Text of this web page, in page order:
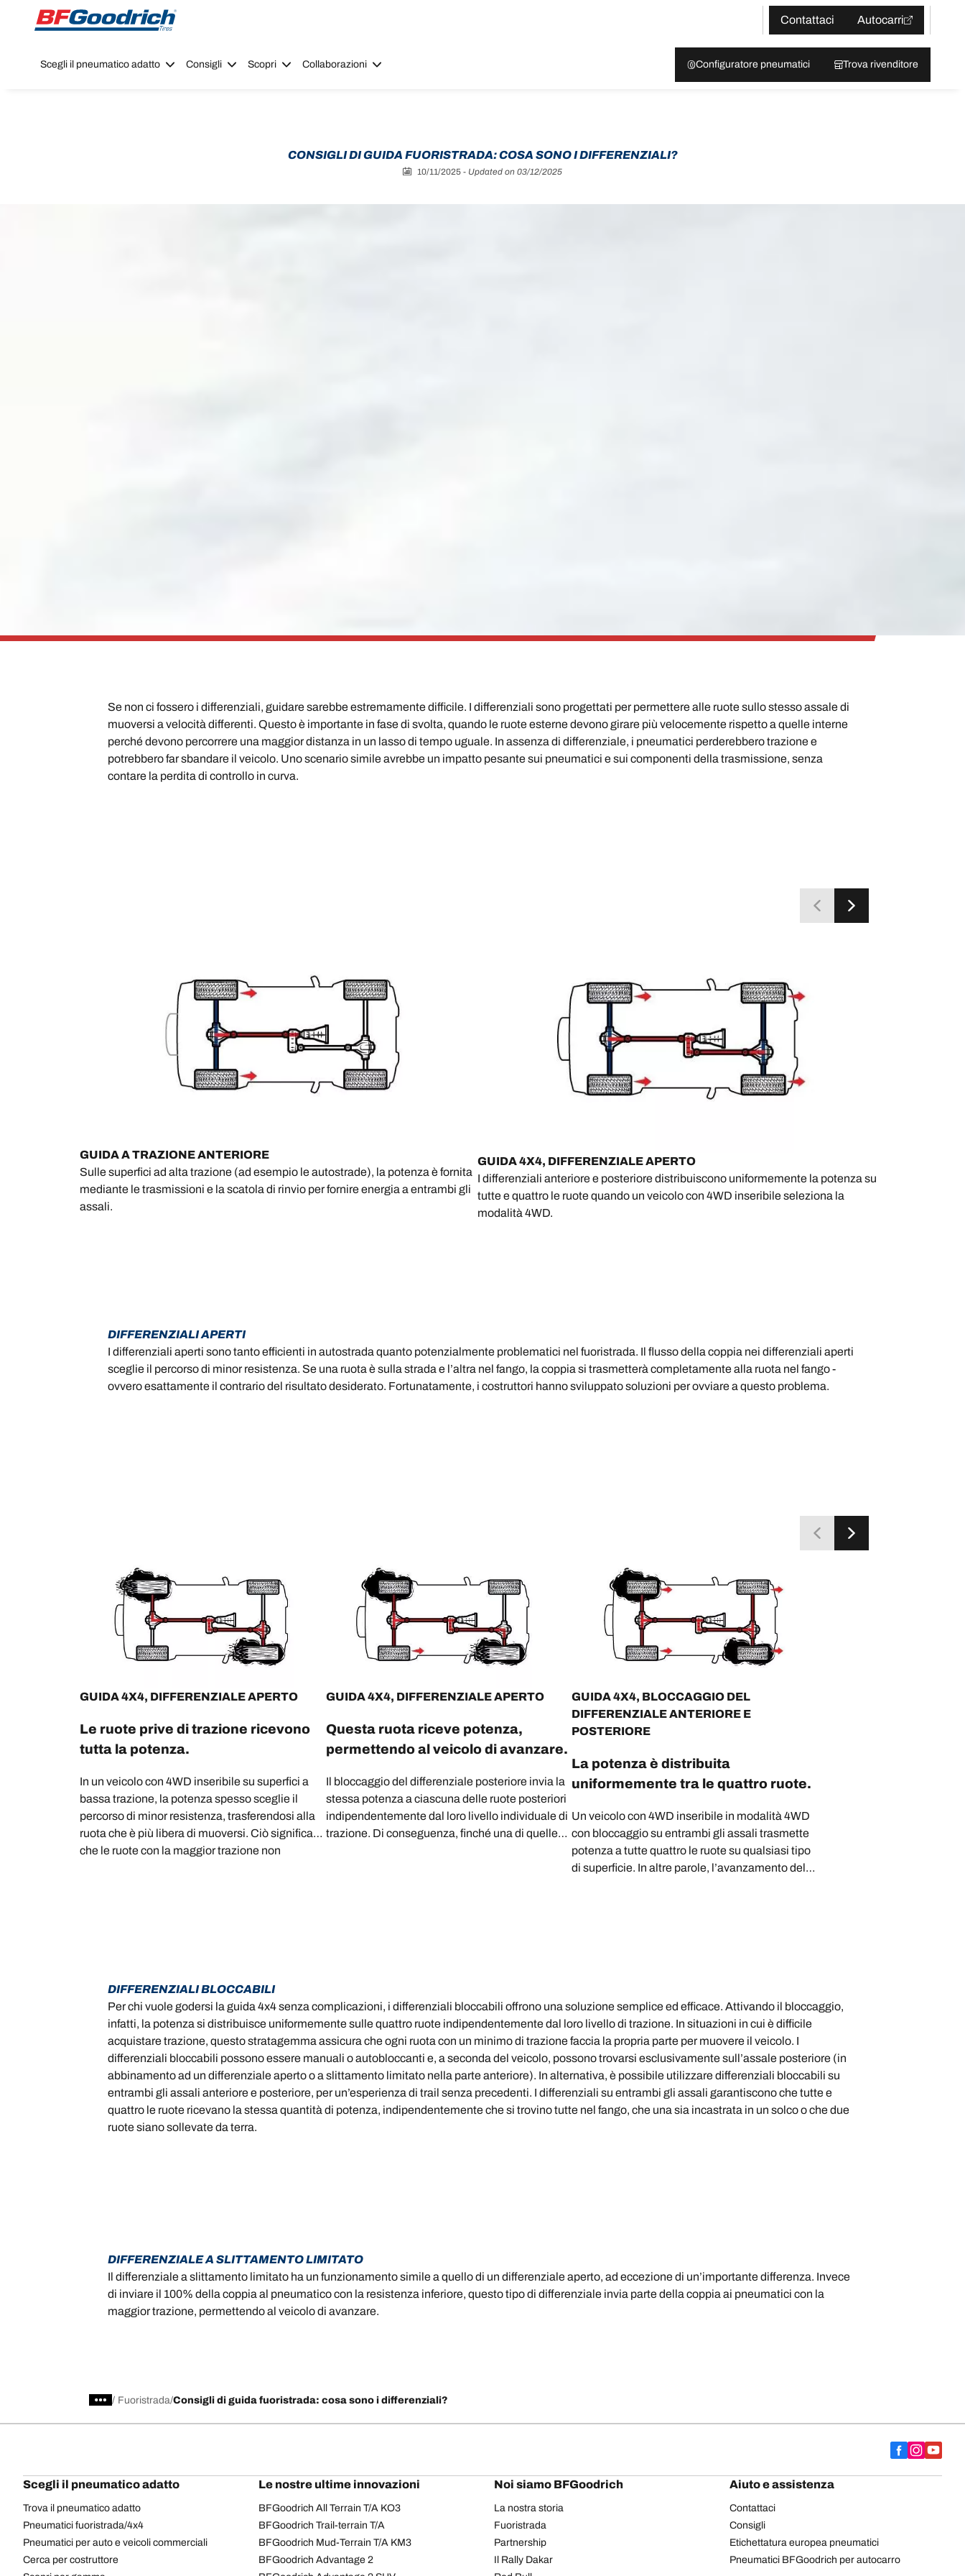
Go to page content
Go to page navigation
Contattaci
Autocarri
Scegli il pneumatico adatto Consigli Scopri Collaborazioni Configuratore pneumatici Trova rivenditore
CONSIGLI DI GUIDA FUORISTRADA: COSA SONO I DIFFERENZIALI?
10/11/2025 - Updated on 03/12/2025
Se non ci fossero i differenziali, guidare sarebbe estremamente difficile. I differenziali sono progettati per permettere alle ruote sullo stesso assale di
muoversi a velocità differenti. Questo è importante in fase di svolta, quando le ruote esterne devono girare più velocemente rispetto a quelle interne
perché devono percorrere una maggior distanza in un lasso di tempo uguale. In assenza di differenziale, i pneumatici perderebbero trazione e
potrebbero far sbandare il veicolo. Uno scenario simile avrebbe un impatto pesante sui pneumatici e sui componenti della trasmissione, senza
contare la perdita di controllo in curva.
GUIDA A TRAZIONE ANTERIORE
Sulle superfici ad alta trazione (ad esempio le autostrade), la potenza è fornita
mediante le trasmissioni e la scatola di rinvio per fornire energia a entrambi gli
assali.
GUIDA 4X4, DIFFERENZIALE APERTO
I differenziali anteriore e posteriore distribuiscono uniformemente la potenza su
tutte e quattro le ruote quando un veicolo con 4WD inseribile seleziona la
modalità 4WD.
DIFFERENZIALI APERTI
I differenziali aperti sono tanto efficienti in autostrada quanto potenzialmente problematici nel fuoristrada. Il flusso della coppia nei differenziali aperti
sceglie il percorso di minor resistenza. Se una ruota è sulla strada e l’altra nel fango, la coppia si trasmetterà completamente alla ruota nel fango -
ovvero esattamente il contrario del risultato desiderato. Fortunatamente, i costruttori hanno sviluppato soluzioni per ovviare a questo problema.
GUIDA 4X4, DIFFERENZIALE APERTO
Le ruote prive di trazione ricevono
tutta la potenza.
In un veicolo con 4WD inseribile su superfici a
bassa trazione, la potenza spesso sceglie il
percorso di minor resistenza, trasferendosi alla
ruota che è più libera di muoversi. Ciò significa
che le ruote con la maggior trazione non
‎GUIDA 4X4, DIFFERENZIALE APERTO
Questa ruota riceve potenza,
permettendo al veicolo di avanzare.
Il bloccaggio del differenziale posteriore invia la
stessa potenza a ciascuna delle ruote posteriori
indipendentemente dal loro livello individuale di
trazione. Di conseguenza, finché una di quelle
GUIDA 4X4, BLOCCAGGIO DEL
DIFFERENZIALE ANTERIORE E
POSTERIORE
La potenza è distribuita
uniformemente tra le quattro ruote.
Un veicolo con 4WD inseribile in modalità 4WD
con bloccaggio su entrambi gli assali trasmette
potenza a tutte quattro le ruote su qualsiasi tipo
di superficie. In altre parole, l’avanzamento del
DIFFERENZIALI BLOCCABILI
Per chi vuole godersi la guida 4x4 senza complicazioni, i differenziali bloccabili offrono una soluzione semplice ed efficace. Attivando il bloccaggio,
infatti, la potenza si distribuisce uniformemente sulle quattro ruote indipendentemente dal loro livello di trazione. In situazioni in cui è difficile
acquistare trazione, questo stratagemma assicura che ogni ruota con un minimo di trazione faccia la propria parte per muovere il veicolo. I
differenziali bloccabili possono essere manuali o autobloccanti e, a seconda del veicolo, possono trovarsi esclusivamente sull’assale posteriore (in
abbinamento ad un differenziale aperto o a slittamento limitato nella parte anteriore). In alternativa, è possibile utilizzare differenziali bloccabili su
entrambi gli assali anteriore e posteriore, per un’esperienza di trail senza precedenti. I differenziali su entrambi gli assali garantiscono che tutte e
quattro le ruote ricevano la stessa quantità di potenza, indipendentemente che si trovino tutte nel fango, che una sia incastrata in un solco o che due
ruote siano sollevate da terra.
DIFFERENZIALE A SLITTAMENTO LIMITATO
Il differenziale a slittamento limitato ha un funzionamento simile a quello di un differenziale aperto, ad eccezione di un’importante differenza. Invece
di inviare il 100% della coppia al pneumatico con la resistenza inferiore, questo tipo di differenziale invia parte della coppia ai pneumatici con la
maggior trazione, permettendo al veicolo di avanzare.
/ Fuoristrada Consigli di guida fuoristrada: cosa sono i differenziali?
Scegli il pneumatico adatto
Trova il pneumatico adatto
Pneumatici fuoristrada/4x4
Pneumatici per auto e veicoli commerciali
Cerca per costruttore
Le nostre ultime innovazioni
BFGoodrich All Terrain T/A KO3
BFGoodrich Trail-terrain T/A
BFGoodrich Mud-Terrain T/A KM3
BFGoodrich Advantage 2
Noi siamo BFGoodrich
La nostra storia
Fuoristrada
Partnership
Il Rally Dakar
Aiuto e assistenza
Contattaci
Consigli
Etichettatura europea pneumatici
Pneumatici BFGoodrich per autocarro